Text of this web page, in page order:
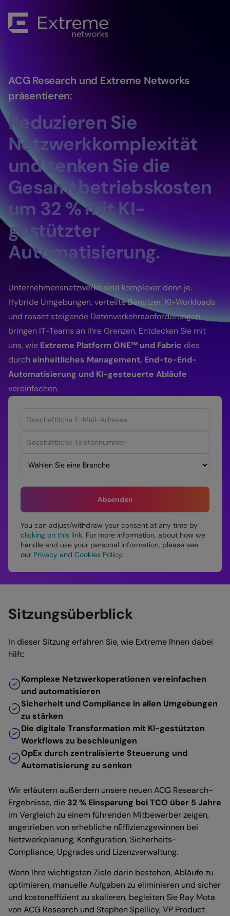
ACG Research und Extreme Networks
präsentieren:
Reduzieren Sie
Netzwerkkomplexität
und senken Sie die
Gesamtbetriebskosten
um 32 % mit KI-
gestützter
Automatisierung.
Unternehmensnetzwerke sind komplexer denn je.
Hybride Umgebungen, verteilte Benutzer, KI-Workloads
und rasant steigende Datenverkehrsanforderungen
bringen IT-Teams an ihre Grenzen. Entdecken Sie mit
uns, wie Extreme Platform ONE™ und Fabric dies
durch einheitliches Management, End-to-End-
Automatisierung und KI-gesteuerte Abläufe
vereinfachen.
You can adjust/withdraw your consent at any time by
clicking on this link. For more information, about how we
handle and use your personal information, please see
our Privacy and Cookies Policy.
Sitzungsüberblick
In dieser Sitzung erfahren Sie, wie Extreme Ihnen dabei
hilft:
Komplexe Netzwerkoperationen vereinfachen
und automatisieren
Sicherheit und Compliance in allen Umgebungen
zu stärken
Die digitale Transformation mit KI-gestützten
Workflows zu beschleunigen
OpEx durch zentralisierte Steuerung und
Automatisierung zu senken
Wir erläutern außerdem unsere neuen ACG Research-
Ergebnisse, die 32 % Einsparung bei TCO über 5 Jahre
im Vergleich zu einem führenden Mitbewerber zeigen,
angetrieben von erhebliche nEffizienzgewinnen bei
Netzwerkplanung, Konfiguration, Sicherheits-
Compliance, Upgrades und Lizenzverwaltung.
Wenn Ihre wichtigsten Ziele darin bestehen, Abläufe zu
optimieren, manuelle Aufgaben zu eliminieren und sicher
und kosteneffizient zu skalieren, begleiten Sie Ray Mota
von ACG Research und Stephen Spellicy, VP Product